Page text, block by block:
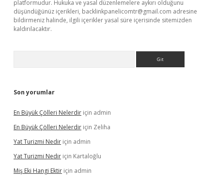
platformudur. Hukuka ve yasal düzenlemelere aykırı olduğunu
düşündüğünüz içerikleri, backlinkpanelicomtr@gmail.com adresine
bildirmeniz halinde, ilgili içerikler yasal süre içerisinde sitemizden
kaldırılacaktır.
Son yorumlar
En Büyük Çölleri Nelerdir için admin
En Büyük Çölleri Nelerdir için Zeliha
Yat Turizmi Nedir için admin
Yat Turizmi Nedir için Kartaloğlu
Miş Eki Hangi Ektir için admin